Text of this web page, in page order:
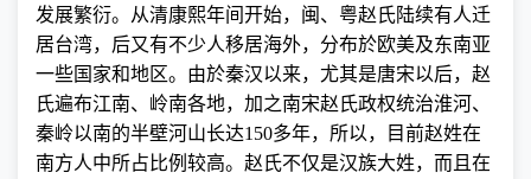
发展繁衍。从清康熙年间开始，闽、粤赵氏陆续有人迁
居台湾，后又有不少人移居海外，分布於欧美及东南亚
一些国家和地区。由於秦汉以来，尤其是唐宋以后，赵
氏遍布江南、岭南各地，加之南宋赵氏政权统治淮河、
秦岭以南的半壁河山长达150多年，所以，目前赵姓在
南方人中所占比例较高。赵氏不仅是汉族大姓，而且在